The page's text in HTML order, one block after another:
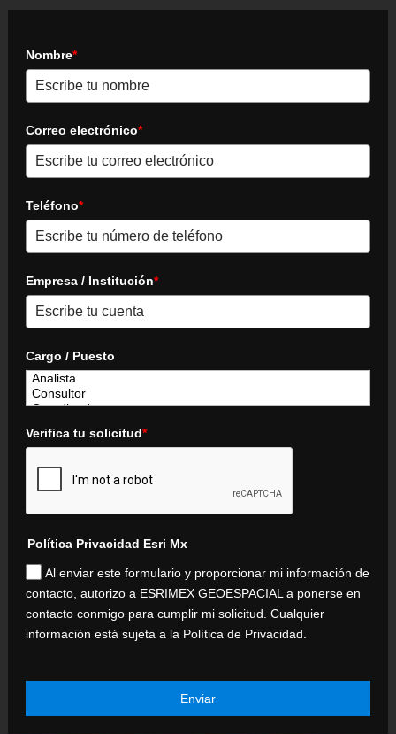
Nombre*
Correo electrónico*
Teléfono*
Empresa / Institución*
Cargo / Puesto
Verifica tu solicitud*
Política Privacidad Esri Mx
Al enviar este formulario y proporcionar mi información de
contacto, autorizo a ESRIMEX GEOESPACIAL a ponerse en
contacto conmigo para cumplir mi solicitud. Cualquier
información está sujeta a la Política de Privacidad.
Enviar